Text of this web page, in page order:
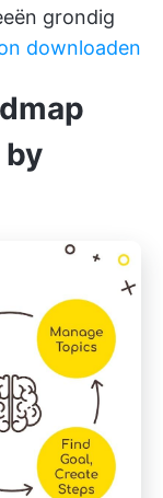
grondig
downloaden
by